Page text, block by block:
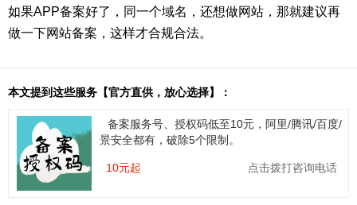
如果APP备案好了，同一个域名，还想做网站，那就建议再
做一下网站备案，这样才合规合法。
本文提到这些服务【官方直供，放心选择】：
备案服务号、授权码低至10元，阿里/腾讯/百度/
景安全都有，破除5个限制。
10元起 点击拨打咨询电话